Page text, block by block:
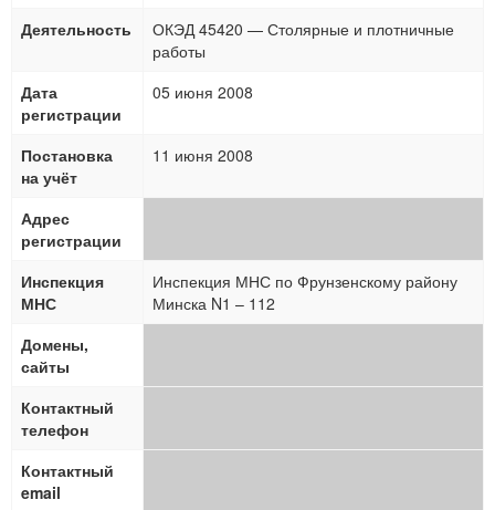
Деятельность
ОКЭД 45420 — Столярные и плотничные
работы
Дата
регистрации
05 июня 2008
Постановка
на учёт
11 июня 2008
Адрес
регистрации
Инспекция
МНС
Инспекция МНС по Фрунзенскому району
Минска N1 – 112
Домены,
сайты
Контактный
телефон
Контактный
email